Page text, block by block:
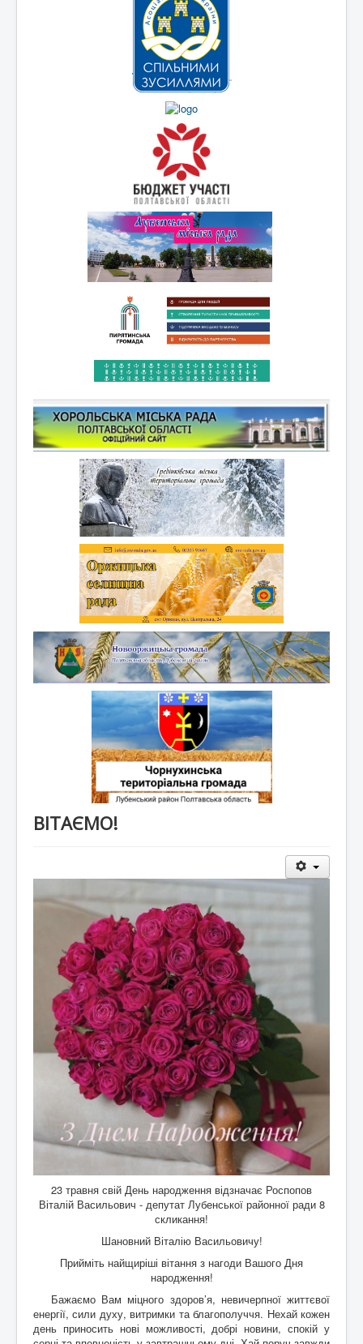
ВІТАЄМО!
23 травня свій День народження відзначає Роспопов
Віталій Васильович - депутат Лубенської районної ради 8
скликання!
Шановний Віталію Васильовичу!
Прийміть найщиріші вітання з нагоди Вашого Дня
народження!
Бажаємо Вам міцного здоров’я, невичерпної життєвої
енергії, сили духу, витримки та благополуччя. Нехай кожен
день приносить нові можливості, добрі новини, спокій у